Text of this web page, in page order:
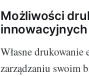
Możliwości
Własne
zarządzaniu swoim